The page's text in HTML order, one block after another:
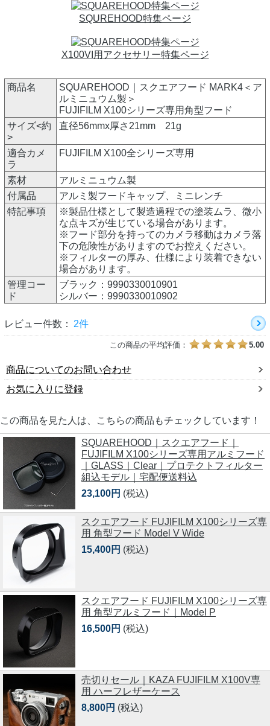
SQUREHOOD特集ページ
X100VI用アクセサリー特集ページ
商品名
SQUAREHOOD｜スクエアフード MARK4＜ア
ルミニュウム製＞
FUJIFILM X100シリーズ専用角型フード
サイズ<約
>
直径56mmx厚さ21mm 21g
適合カメ
ラ
FUJIFILM X100全シリーズ専用
素材
アルミニュウム製
付属品
アルミ製フードキャップ、ミニレンチ
特記事項
※製品仕様として製造過程での塗装ムラ、微小
な点キズが生じている場合があります。
※フード部分を持ってのカメラ移動はカメラ落
下の危険性がありますのでお控えください。
※フィルターの厚み、仕様により装着できない
場合があります。
管理コー
ド
ブラック：9990330010901
シルバー：9990330010902
レビュー件数： 2件
この商品の平均評価： 5.00
商品についてのお問い合わせ
お気に入りに登録
この商品を見た人は、こちらの商品もチェックしています！
SQUAREHOOD｜スクエアフード｜
FUJIFILM X100シリーズ専用アルミフード
｜GLASS｜Clear｜プロテクトフィルター
組込モデル｜宅配便送料込
23,100円 (税込)
スクエアフード FUJIFILM X100シリーズ専
用 角型フード Model V Wide
15,400円 (税込)
スクエアフード FUJIFILM X100シリーズ専
用 角型アルミフード｜Model P
16,500円 (税込)
売切りセール｜KAZA FUJIFILM X100V専
用 ハーフレザーケース
8,800円 (税込)